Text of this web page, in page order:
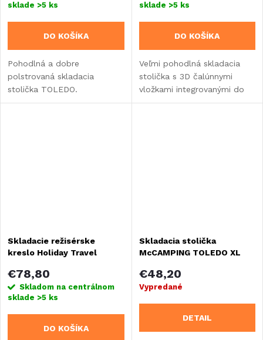
sklade >5 ks
DO KOŠÍKA
Pohodlná a dobre
polstrovaná skladacia
stolička TOLEDO.
sklade >5 ks
DO KOŠÍKA
Veľmi pohodlná skladacia
stolička s 3D čalúnnymi
vložkami integrovanými do
poťahu sedadla. Baliaca
Skladacie režisérske
kreslo Holiday Travel
€78,80
Skladom na centrálnom
sklade >5 ks
DO KOŠÍKA
Skladacia stolička
McCAMPING TOLEDO XL
€48,20
Vypredané
DETAIL